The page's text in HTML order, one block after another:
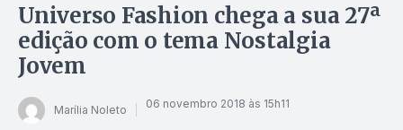
Universo Fashion chega a sua 27ª
edição com o tema Nostalgia
Jovem
Marília Noleto 06 novembro 2018 às 15h11